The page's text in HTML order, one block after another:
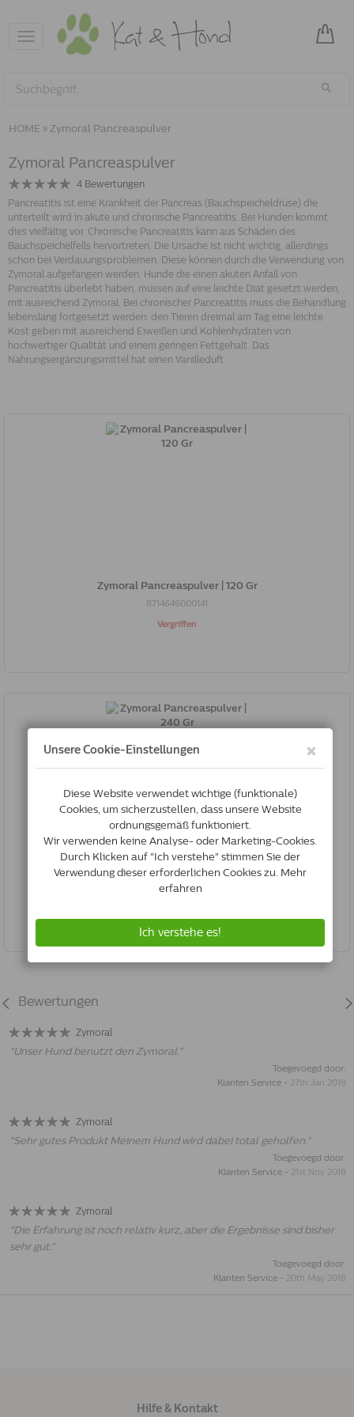
Toggle
navigation
HOME » Zymoral Pancreaspulver
Zymoral Pancreaspulver
4 Bewertungen
Pancreatitis ist eine Krankheit der Pancreas (Bauchspeicheldrüse) die
unterteilt wird in akute und chronische Pancreatitis. Bei Hunden kommt
dies vielfältig vor. Chronische Pancreatitis kann aus Schäden des
Bauchspeichelfells hervortreten. Die Ursache ist nicht wichtig, allerdings
schon bei Verdauungsproblemen. Diese können durch die Verwendung von
Zymoral aufgefangen werden. Hunde die einen akuten Anfall von
Pancreatitis überlebt haben, müssen auf eine leichte Diät gesetzt werden,
mit ausreichend Zymoral. Bei chronischer Pancreatitis muss die Behandlung
lebenslang fortgesetzt werden: den Tieren dreimal am Tag eine leichte
Kost geben mit ausreichend Eiweißen und Kohlenhydraten von
hochwertiger Qualität und einem geringen Fettgehalt. Das
Nahrungsergänzungsmittel hat einen Vanilleduft.
Zymoral Pancreaspulver | 120 Gr
8714646000141
Vergriffen
8714646000226
Bewertungen
Zymoral
"Unser Hund benutzt den Zymoral."
Toegevoegd door:
Klanten Service - 27th Jan 2019
Zymoral
"Sehr gutes Produkt Meinem Hund wird dabei total geholfen."
Toegevoegd door:
Klanten Service - 21st Nov 2018
Zymoral
"Die Erfahrung ist noch relativ kurz, aber die Ergebnisse sind bisher
sehr gut."
Toegevoegd door:
Klanten Service - 20th May 2018
Hilfe & Kontakt